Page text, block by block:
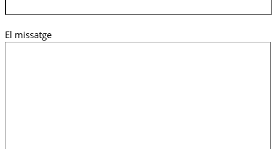
El missatge